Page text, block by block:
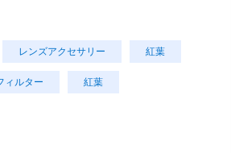
レンズアクセサリー 紅葉
ィルター 紅葉